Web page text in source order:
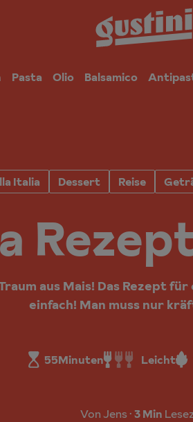
Pasta Olio Balsamico
Italia Dessert Reise
aus Mais! Das Rezept
einfach! Man muss nur
55Minuten Leicht
Von Jens 3 Min